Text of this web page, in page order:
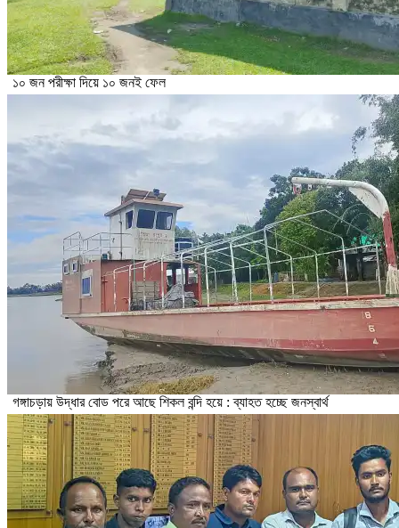
১০ জন পরীক্ষা দিয়ে ১০ জনই ফেল
গঙ্গাচড়ায় উদ্ধার বোড পরে আছে শিকল বন্দি হয়ে : ব্যাহত হচ্ছে জনস্বার্থ